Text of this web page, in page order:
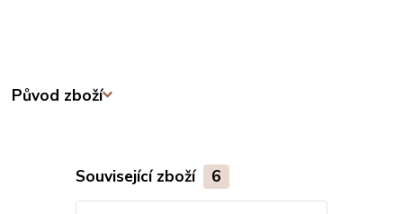
Původ zboží
Související zboží 6